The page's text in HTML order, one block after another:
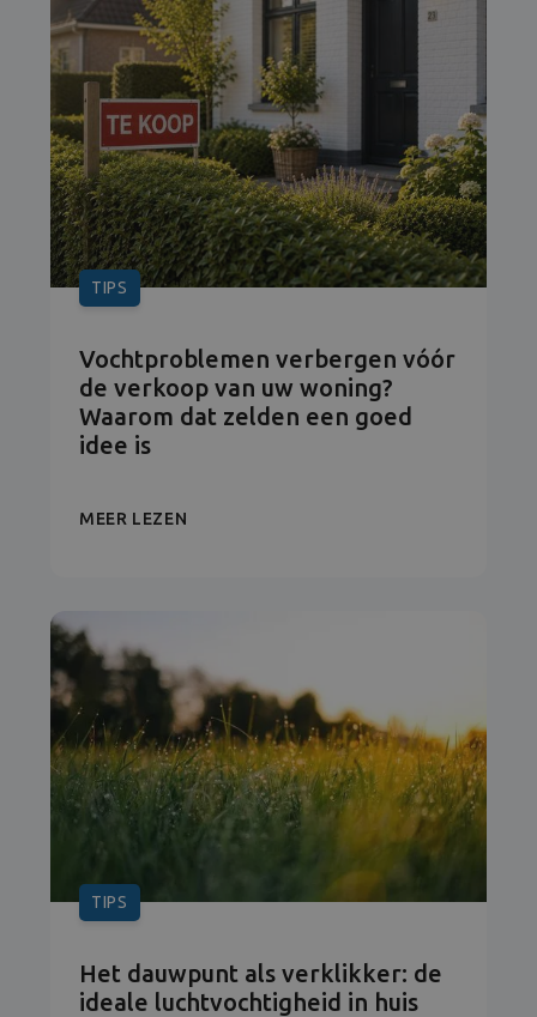
TIPS
Vochtproblemen verbergen vóór
de verkoop van uw woning?
Waarom dat zelden een goed
idee is
MEER LEZEN
TIPS
Het dauwpunt als verklikker: de
ideale luchtvochtigheid in huis